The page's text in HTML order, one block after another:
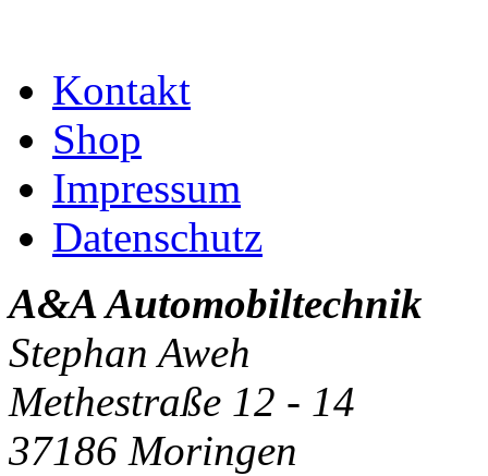
Kontakt
Shop
Impressum
Datenschutz
A&A Automobiltechnik
Stephan Aweh
Methestraße 12 - 14
37186 Moringen